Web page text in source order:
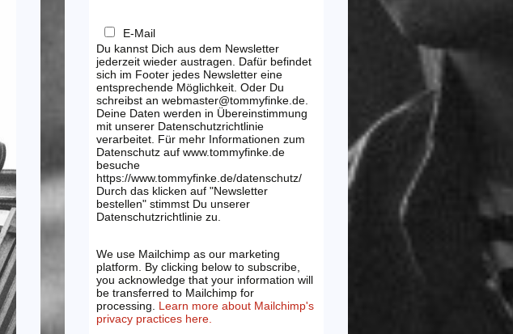
E-Mail
Du kannst Dich aus dem Newsletter
jederzeit wieder austragen. Dafür befindet
sich im Footer jedes Newsletter eine
entsprechende Möglichkeit. Oder Du
schreibst an webmaster@tommyfinke.de.
Deine Daten werden in Übereinstimmung
mit unserer Datenschutzrichtlinie
verarbeitet. Für mehr Informationen zum
Datenschutz auf www.tommyfinke.de
besuche
https://www.tommyfinke.de/datenschutz/
Durch das klicken auf "Newsletter
bestellen" stimmst Du unserer
Datenschutzrichtlinie zu.
We use Mailchimp as our marketing
platform. By clicking below to subscribe,
you acknowledge that your information will
be transferred to Mailchimp for
processing. Learn more about Mailchimp's
privacy practices here.